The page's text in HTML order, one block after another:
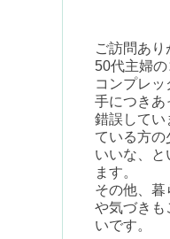
ご訪問あり
50代主婦の
コンプレ
手につきあ
錯誤してい
ている方の
いいな、と
ます。
その他、暮
や気づきも
いです。